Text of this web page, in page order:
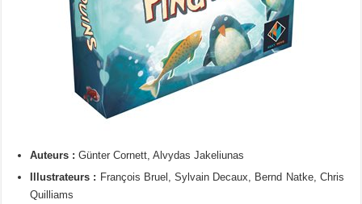
Auteurs : Günter Cornett, Alvydas Jakeliunas
Illustrateurs : François Bruel, Sylvain Decaux, Bernd Natke, Chris
Quilliams